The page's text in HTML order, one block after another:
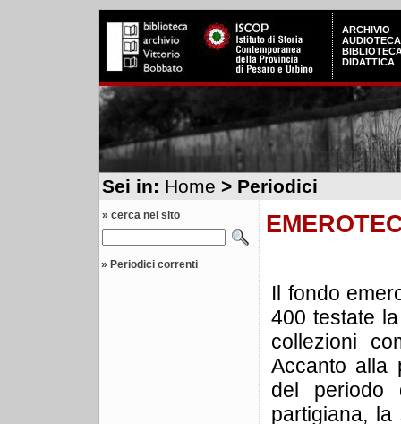
ARCHIVIO
AUDIOTECA
DIDATTICA
Sei in: Home > Periodici
» cerca nel sito
» Periodici correnti
Il fondo
400 testate
collezioni
Accanto alla
del
partigiana,